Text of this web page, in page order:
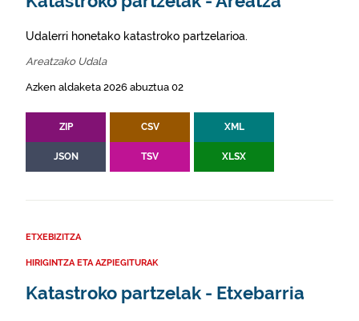
Udalerri honetako katastroko partzelarioa.
Areatzako Udala
Azken aldaketa 2026 abuztua 02
ZIP CSV XML
JSON TSV XLSX
ETXEBIZITZA
HIRIGINTZA ETA AZPIEGITURAK
Katastroko partzelak - Etxebarria